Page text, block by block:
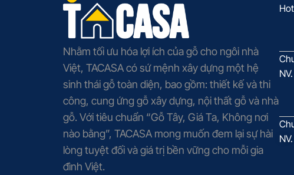
Nhằm tối ưu hóa lợi ích của gỗ cho ngôi nhà
Việt, TACASA có sứ mệnh xây dựng một hệ
sinh thái gỗ toàn diện, bao gồm: thiết kế và thi
công, cung ứng gỗ xây dựng, nội thất gỗ và nhà
gỗ. Với tiêu chuẩn “Gỗ Tây, Giá Ta, Không nơi
nào bằng”, TACASA mong muốn đem lại sự hài
lòng tuyệt đối và giá trị bền vững cho mỗi gia
đình Việt.